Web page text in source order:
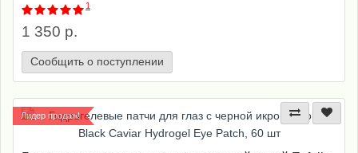
1
1 350 р.
Сообщить о поступлении
Лидер продаж!